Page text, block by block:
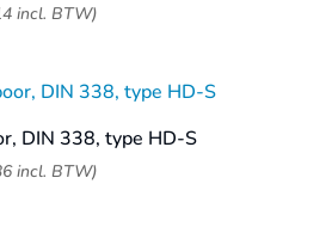
incl. BTW)
DIN 338, type HD-S
incl. BTW)